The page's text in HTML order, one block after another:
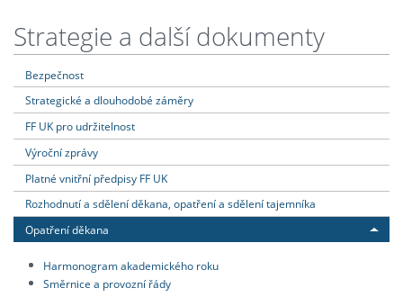
Strategie a další dokumenty
Bezpečnost
Strategické a dlouhodobé záměry
FF UK pro udržitelnost
Výroční zprávy
Platné vnitřní předpisy FF UK
Rozhodnutí a sdělení děkana, opatření a sdělení tajemníka
Opatření děkana
Harmonogram akademického roku
Směrnice a provozní řády